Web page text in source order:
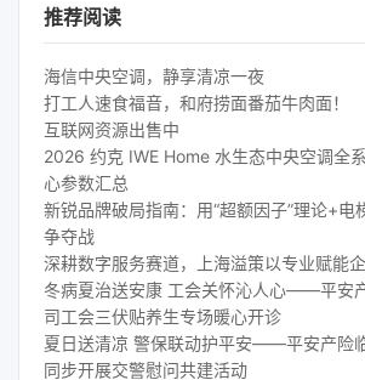
推荐阅读
海信中央空调，静享清凉一夜
打工人速食福音，和府捞面番茄牛肉面！
互联网资源出售中
2026 约克 IWE Home 水生态中央空调全
心参数汇总
新锐品牌破局指南：用“超额因子”理论+电
争夺战
深耕数字服务赛道，上海溢策以专业赋能
冬病夏治送安康 工会关怀沁人心——平安
司工会三伏贴养生专场暖心开诊
夏日送清凉 警保联动护平安——平安产险
同步开展交警慰问共建活动